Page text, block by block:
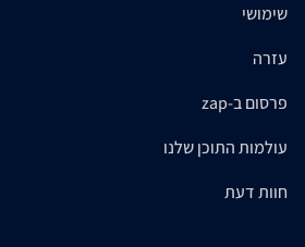
שימושי
עזרה
פרסום ב-zap
עולמות התוכן שלנו
חוות דעת